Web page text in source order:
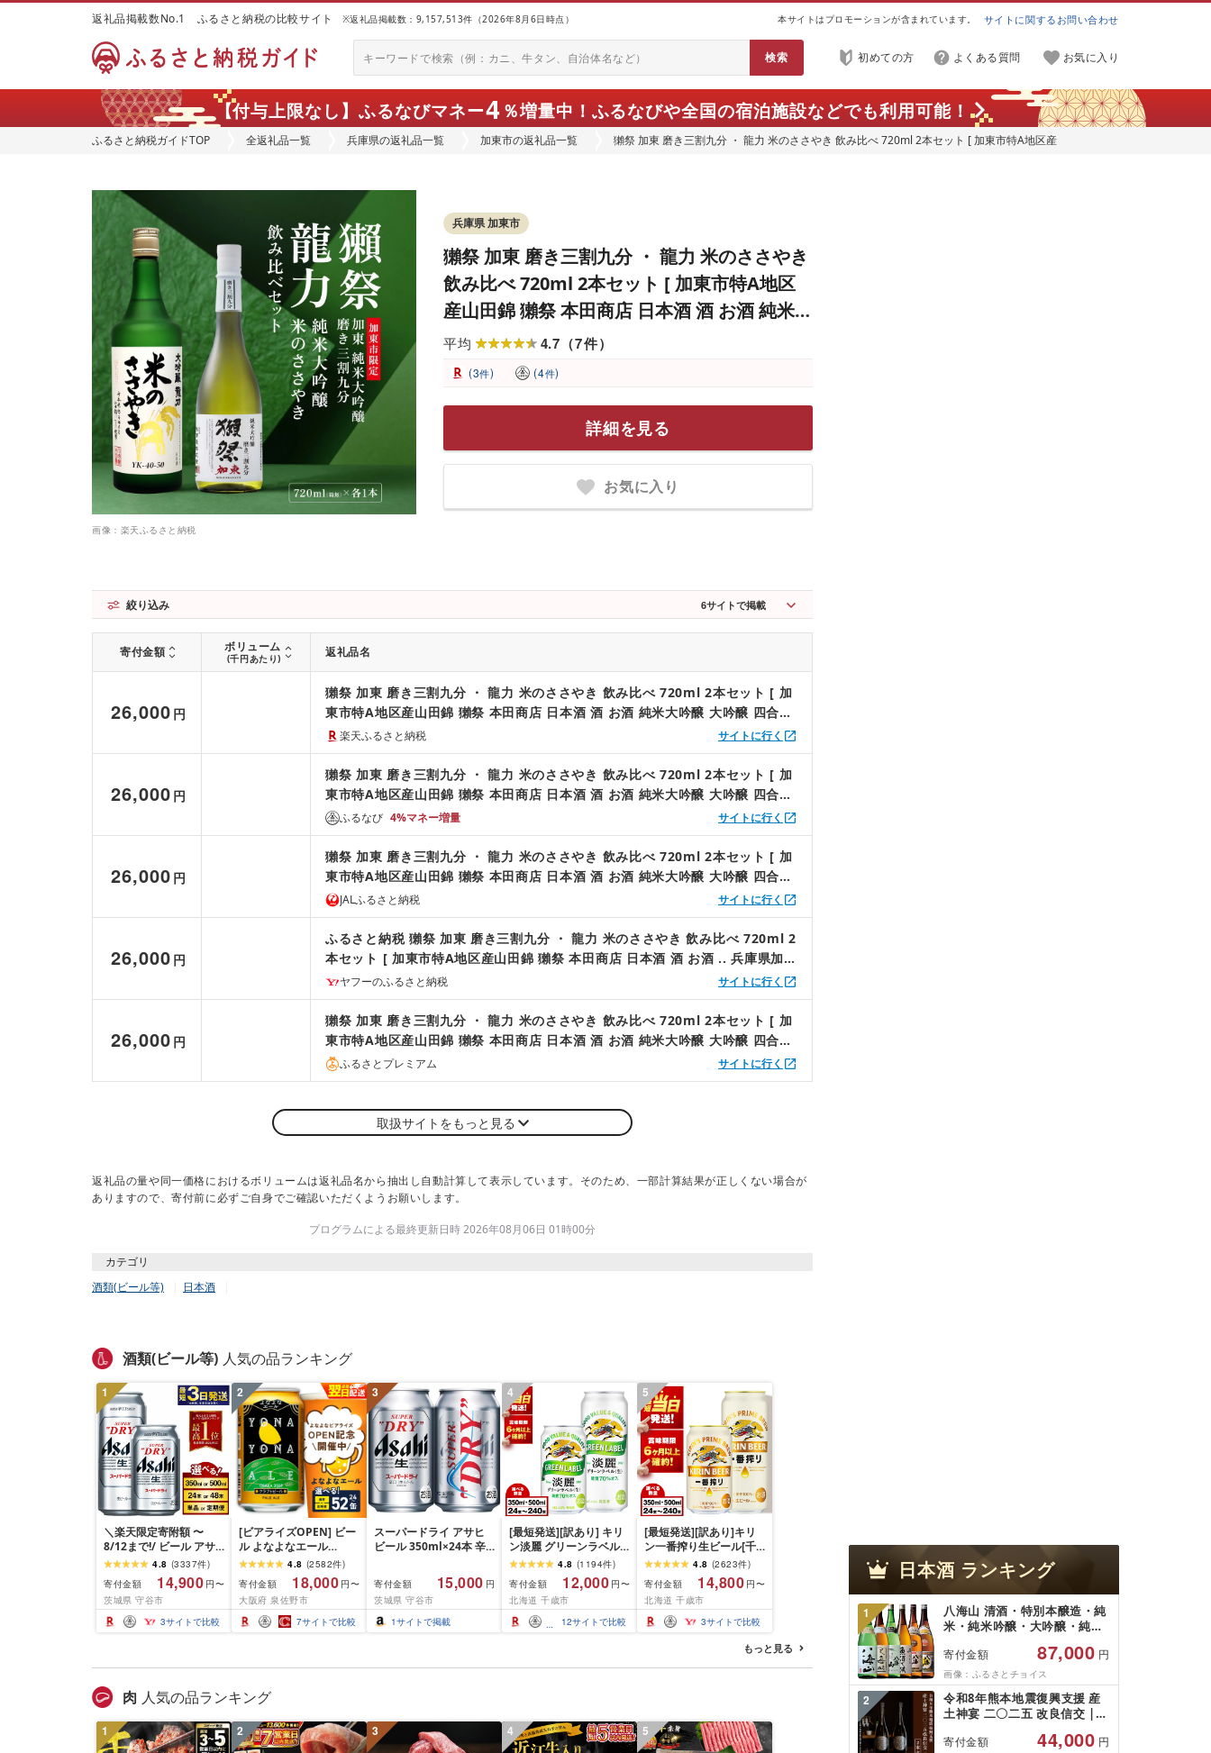
返礼品掲載数No.1 ふるさと納税の比較サイト ※返礼品掲載数：9,157,513件（2026年8月6日時点） 本サイトはプロモーションが含まれています。 サイトに関するお問い合わせ
初めての方 よくある質問 お気に入り
【付与上限なし】ふるなびマネー4％増量中！ ふるなびや全国の宿泊施設などでも利用可能！
ふるさと納税ガイドTOP 全返礼品一覧 兵庫県の返礼品一覧 加東市の返礼品一覧
獺祭 加東 磨き三割九分 ・ 龍力 米のささやき 飲み比べ 720ml 2本セット [ 加東市特A地区産
画像：楽天ふるさと納税
兵庫県 加東市
獺祭 加東 磨き三割九分 ・ 龍力 米のささやき
飲み比べ 720ml 2本セット [ 加東市特A地区
産山田錦 獺祭 本田商店 日本酒 酒 お酒 純米大
吟醸 大吟醸 四合瓶 贈答品 ギフト 兵庫県 兵庫
加東市 ]
平均 4.7 （7件）
(3件) (4件)
詳細を見る
お気に入り
絞り込み 6サイトで掲載
寄付金額 ボリューム
(千円あたり) 返礼品名
26,000 円
楽天ふるさと納税
獺祭 加東 磨き三割九分 ・ 龍力 米のささやき 飲み比べ 720ml 2本セット [ 加
東市特A地区産山田錦 獺祭 本田商店 日本酒 酒 お酒 純米大吟醸 大吟醸 四合瓶
贈答品 ギフト 兵庫県 兵庫 加東市 ]
サイトに行く
26,000 円
ふるなび
獺祭 加東 磨き三割九分 ・ 龍力 米のささやき 飲み比べ 720ml 2本セット [ 加
東市特A地区産山田錦 獺祭 本田商店 日本酒 酒 お酒 純米大吟醸 大吟醸 四合瓶
贈答品 ギフト 兵庫県 兵庫 加東市 ]
4%マネー増量 サイトに行く
26,000 円
JALふるさと納税
獺祭 加東 磨き三割九分 ・ 龍力 米のささやき 飲み比べ 720ml 2本セット [ 加
東市特A地区産山田錦 獺祭 本田商店 日本酒 酒 お酒 純米大吟醸 大吟醸 四合瓶
贈答品 ギフト 兵庫県 兵庫 加東市 ]
サイトに行く
26,000 円
ヤフーのふるさと納税
ふるさと納税 獺祭 加東 磨き三割九分 ・ 龍力 米のささやき 飲み比べ 720ml 2
本セット [ 加東市特A地区産山田錦 獺祭 本田商店 日本酒 酒 お酒 .. 兵庫県加東
市
サイトに行く
26,000 円
ふるさとプレミアム
獺祭 加東 磨き三割九分 ・ 龍力 米のささやき 飲み比べ 720ml 2本セット [ 加
東市特A地区産山田錦 獺祭 本田商店 日本酒 酒 お酒 純米大吟醸 大吟醸 四合瓶
贈答品 ギフト 兵庫県 兵庫 加東市 ]
サイトに行く
取扱サイトをもっと見る
返礼品の量や同一価格におけるボリュームは返礼品名から抽出し自動計算して表示しています。そのため、一部計算結果が正しくない場合が
ありますので、寄付前に必ずご自身でご確認いただくようお願いします。
プログラムによる最終更新日時 2026年08月06日 01時00分
カテゴリ
酒類(ビール等)
日本酒
酒類(ビール等) 人気の品ランキング
1
＼楽天限定寄附額 〜
8/12まで!/ ビール アサ
ヒ スーパードライ (選べ
る 350ml 500ml / 24本
48本 / 単品 2ヶ月〜12ヶ
月定期便 12ヶ月定期便)
| 最短3日発送 アサヒビ
ール お酒 アルコール
4.8 (3337件)
寄付金額
14,900 円〜
茨城県 守谷市
3サイトで比較
2
[ビアライズOPEN] ビー
ル よなよなエール
350ml 選べる 24缶 ~ 52
缶 クラフトビール ヤッ
ホーブルーイング ペー
ルエール 缶 酒 飲料 BBQ
ふるさと納税オリジナル
ランキング 1位獲得 最強
4.8 (2582件)
寄付金額
18,000 円〜
大阪府 泉佐野市
7サイトで比較
3
スーパードライ アサヒ
ビール 350ml×24本 辛
寄付金額 15,000 円
茨城県 守谷市
1サイトで掲載
4
[最短発送][訳あり] キリ
ン淡麗 グリーンラベル
[北海道千歳工場産]
350ml・500ml 1〜10ケ
ース(1ケース24本)北海
道 ふるさと納税 ビール
お酒 ケース ギフト 酒[北
海道千歳市]ギフト 麒麟
4.8 (1194件)
寄付金額
12,000 円〜
北海道 千歳市
12サイトで比較
5
[最短発送][訳あり]キリ
ン一番搾り生ビール[千
歳工場産]350ml・
500ml 1〜10ケース(1ケ
ース24本)北海道 ふるさ
と納税 ビール お酒 ケー
ス ギフト 酒 ビール ギフ
ト 美味しさに 訳あり 麒
4.8 (2623件)
寄付金額
14,800 円〜
北海道 千歳市
3サイトで比較
もっと見る
肉 人気の品ランキング
1 2 3 4 5
日本酒 ランキング
1
八海山 清酒・特別本醸造・純
米・純米吟醸・大吟醸・純米
海山 清酒 特別本醸造 大吟醸
純米大吟醸 飲み比べ 一升瓶 6
本 セット 日本酒 1800ml 新
潟 地酒 厳選 晩酌 熱燗 お酒
酒 さけ]
寄付金額 87,000 円
画像：ふるさとチョイス
2
令和8年熊本地震復興支援 産
土神宴 二〇二五 改良信交 |
酒 地酒 花の香酒造
寄付金額 44,000 円